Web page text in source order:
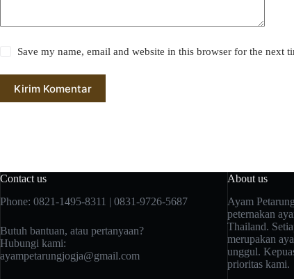
Save my name, email and website in this browser for the next
Kirim Komentar
Contact us
Phone: 0821-1495-8311 | 0831-9726-5687
Butuh bantuan, atau pertanyaan?
Hubungi kami:
ayampetarungjogja@gmail.com
About us
Ayam
peternakan
Thailand.
merupakan
unggul.
prioritas kami.